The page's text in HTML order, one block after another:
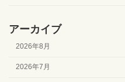
アーカイブ
2026年8月
2026年7月